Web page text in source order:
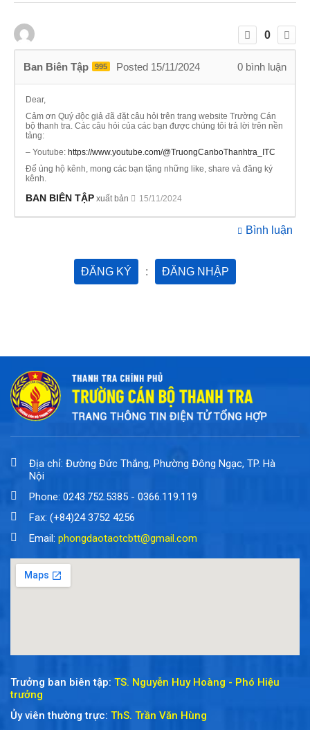
0
Ban Biên Tập 995 Posted 15/11/2024 0 bình luận
Dear,
Cảm ơn Quý độc giả đã đặt câu hỏi trên trang website Trường Cán
bộ thanh tra. Các câu hỏi của các bạn được chúng tôi trả lời trên nền
tảng:
– Youtube: https://www.youtube.com/@TruongCanboThanhtra_ITC
Để ủng hộ kênh, mong các bạn tặng những like, share và đăng ký
kênh.
BAN BIÊN TẬP xuất bản 15/11/2024
Bình luận
ĐĂNG KÝ : ĐĂNG NHẬP
Địa chỉ: Đường Đức Thắng, Phường Đông Ngạc, TP. Hà
Nội
Phone: 0243.752.5385 - 0366.119.119
Fax: (+84)24 3752 4256
Email: phongdaotaotcbtt@gmail.com
Trưởng ban biên tập: TS. Nguyễn Huy Hoàng - Phó Hiệu
trưởng
Ủy viên thường trực: ThS. Trần Văn Hùng